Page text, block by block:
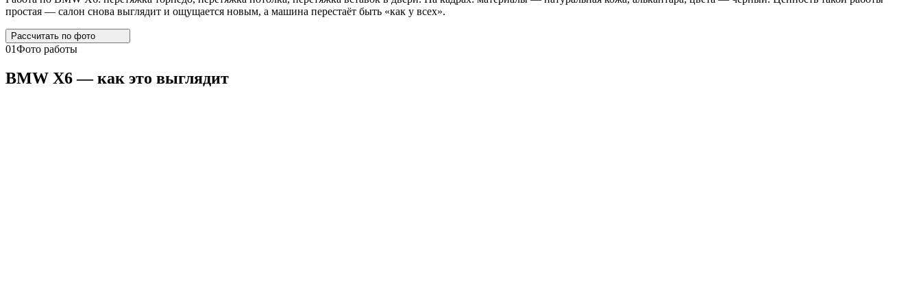
простая — салон снова выглядит и ощущается новым, а машина перестаёт быть «как у всех».
Рассчитать по фото
01Фото работы
BMW X6— как это выглядит